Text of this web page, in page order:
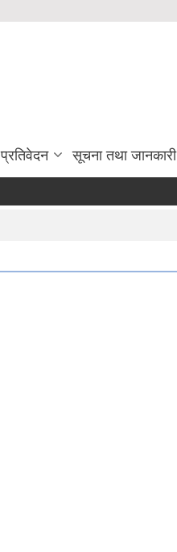
प्रतिवेदन सूचना तथा जानकारी